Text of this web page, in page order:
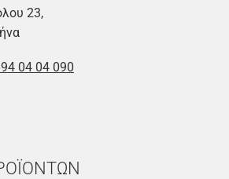
23,
04 04 090